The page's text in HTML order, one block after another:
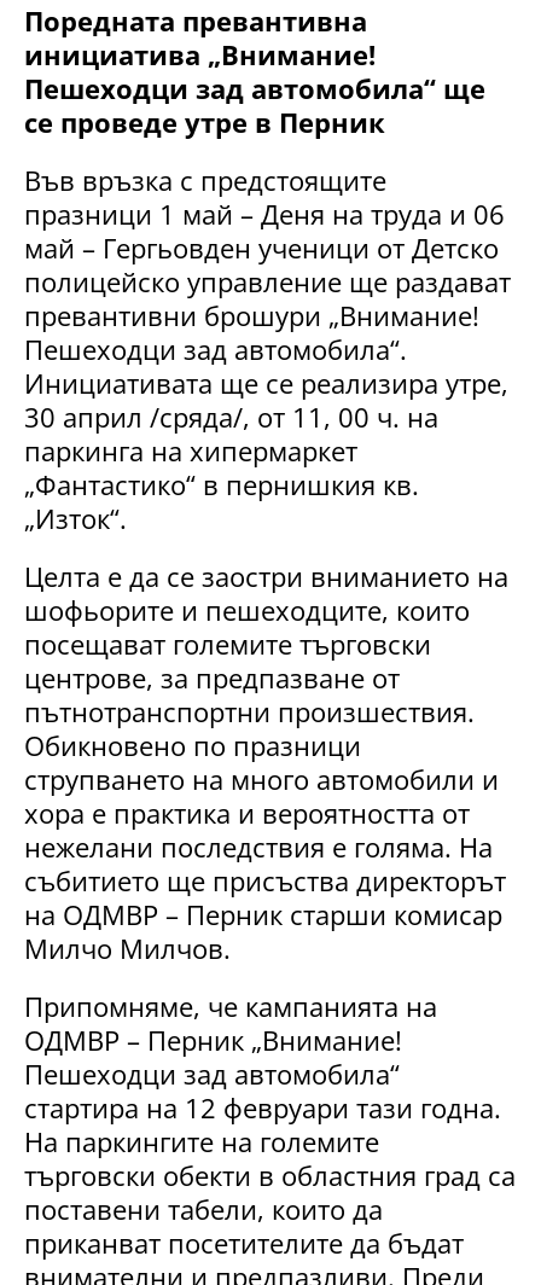
Поредната превантивна
инициатива „Внимание!
Пешеходци зад автомобила“ ще
се проведе утре в Перник
Във връзка с предстоящите
празници 1 май – Деня на труда и 06
май – Гергьовден ученици от Детско
полицейско управление ще раздават
превантивни брошури „Внимание!
Пешеходци зад автомобила“.
Инициативата ще се реализира утре,
30 април /сряда/, от 11, 00 ч. на
паркинга на хипермаркет
„Фантастико“ в пернишкия кв.
„Изток“.
Целта е да се заостри вниманието на
шофьорите и пешеходците, които
посещават големите търговски
центрове, за предпазване от
пътнотранспортни произшествия.
Обикновено по празници
струпването на много автомобили и
хора е практика и вероятността от
нежелани последствия е голяма. На
събитието ще присъства директорът
на ОДМВР – Перник старши комисар
Милчо Милчов.
Припомняме, че кампанията на
ОДМВР – Перник „Внимание!
Пешеходци зад автомобила“
стартира на 12 февруари тази годна.
На паркингите на големите
търговски обекти в областния град са
поставени табели, които да
приканват посетителите да бъдат
внимателни и предпазливи. Преди